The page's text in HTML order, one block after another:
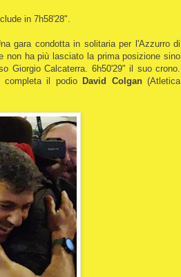
in 7h58'28".
gara condotta in solitaria per l'Azzurro di
non ha più lasciato la prima posizione sino
Giorgio Calcaterra. 6h50'29" il suo crono.
completa il podio David Colgan(Atletica